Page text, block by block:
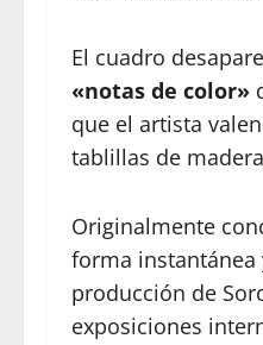
El cuadro
«notas de color»
que el artista
tablillas de
Originalmente
forma
producción de
exposiciones